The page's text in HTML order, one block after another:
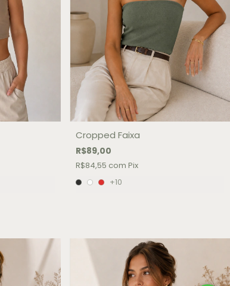
Cropped Faixa
R$89,00
R$84,55 com Pix
+10